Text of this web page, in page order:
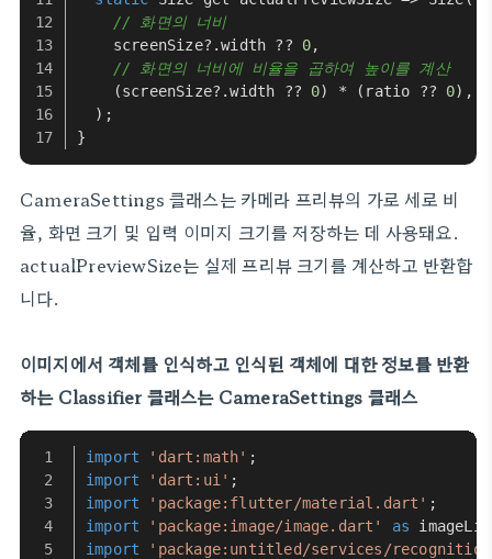
// 화면의 너비
    screenSize?.
width ?? 0,
// 화면의 너비에 비율을 곱하여 높이를 계산
    (screenSize?.
width ?? 0) * (ratio ?? 0),
  );
}
CameraSettings 클래스는 카메라 프리뷰의 가로 세로 비
율, 화면 크기 및 입력 이미지 크기를 저장하는 데 사용돼요.
actualPreviewSize는 실제 프리뷰 크기를 계산하고 반환합
니다.
이미지에서 객체를 인식하고 인식된 객체에 대한 정보를 반환
하는 Classifier 클래스는 CameraSettings 클래스
import 'dart:math' ;
import
'dart:ui' ;
import
'package:flutter/material.dart' ;
import
'package:image/image.dart' as
import
'package:untitled/services/